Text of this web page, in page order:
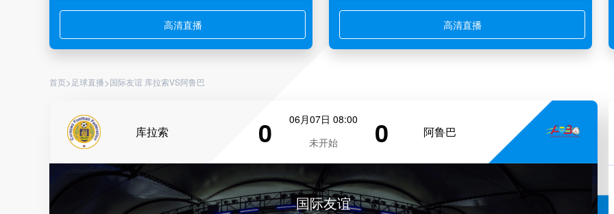
高清直播 高清直播
首页> 足球直播>国际友谊 库拉索VS阿鲁巴
库拉索 0
06月07日 08:00
未开始
0 阿鲁巴
国际友谊